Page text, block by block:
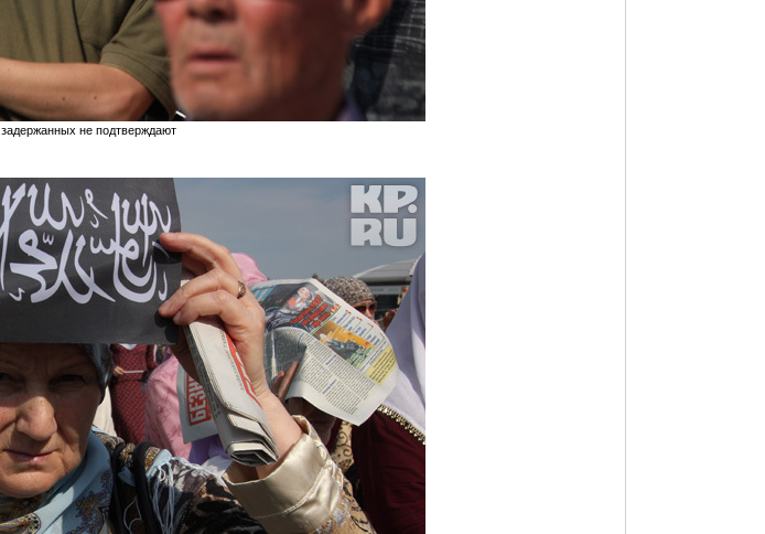
задержанных не подтверждают